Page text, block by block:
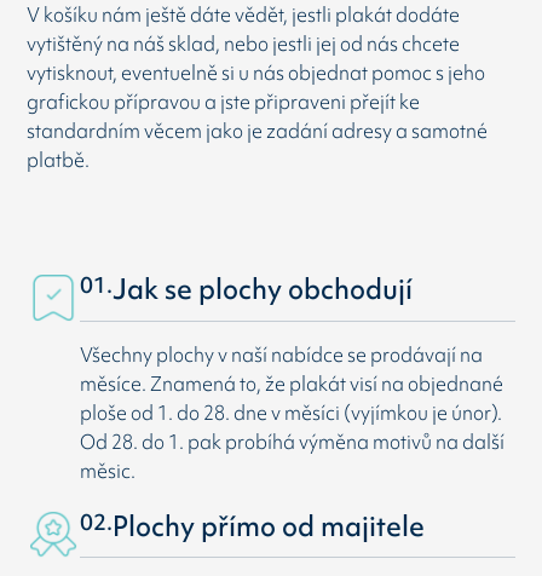
V košíku nám ještě dáte vědět, jestli plakát dodáte
vytištěný na náš sklad, nebo jestli jej od nás chcete
vytisknout, eventuelně si u nás objednat pomoc s jeho
grafickou přípravou a jste připraveni přejít ke
standardním věcem jako je zadání adresy a samotné
platbě.
01.Jak se plochy obchodují
Všechny plochy v naší nabídce se prodávají na
měsíce. Znamená to, že plakát visí na objednané
ploše od 1. do 28. dne v měsíci (vyjímkou je únor).
Od 28. do 1. pak probíhá výměna motivů na další
měsic.
02.Plochy přímo od majitele